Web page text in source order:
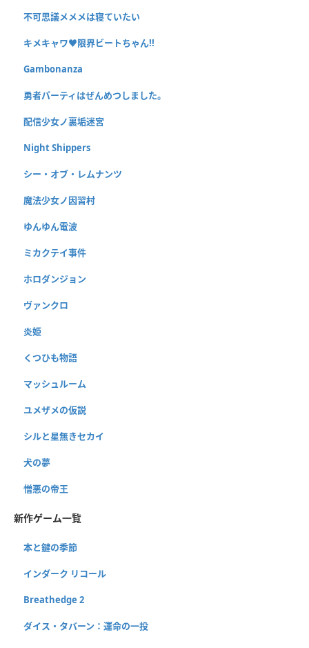
不可思議メメメは寝ていたい
キメキャワ♥限界ビートちゃん!!
Gambonanza
勇者パーティはぜんめつしました。
配信少女ノ裏垢迷宮
Night Shippers
シー・オブ・レムナンツ
魔法少女ノ因習村
ゆんゆん電波
ミカクテイ事件
ホロダンジョン
ヴァンクロ
炎姫
くつひも物語
マッシュルーム
ユメザメの仮説
シルと星無きセカイ
犬の夢
憎悪の帝王
新作ゲーム一覧
本と鍵の季節
インダーク リコール
Breathedge 2
ダイス・タバーン：運命の一投